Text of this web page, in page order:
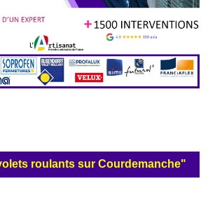
roulants sur Courdemanche"